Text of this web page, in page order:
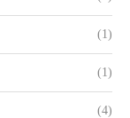
(1)
(1)
(4)